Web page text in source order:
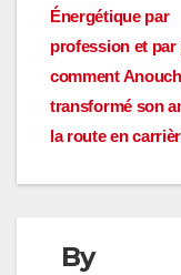
de
l’article
Énergétique par
profession et par
comment
transformé son
la route en
By